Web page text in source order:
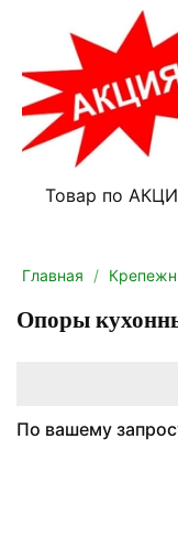
Товар по
Главная
Опоры
По вашему